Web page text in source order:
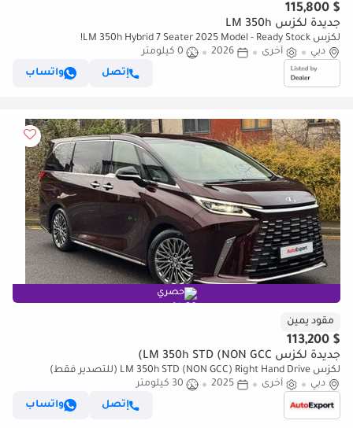
$ 115,800
جديدة لكزس LM 350h
لكزس LM 350h Hybrid 7 Seater 2025 Model - Ready Stock!
دبي
أخرى 2026
0 كيلومتر
إتصل
واتساب
حصري
مقود يمين
$ 113,200
جديدة لكزس LM 350h STD (NON GCC)
لكزس LM 350h STD (NON GCC) Right Hand Drive (للتصدير فقط)
دبي
أخرى 2025
30 كيلومتر
إتصل
واتساب